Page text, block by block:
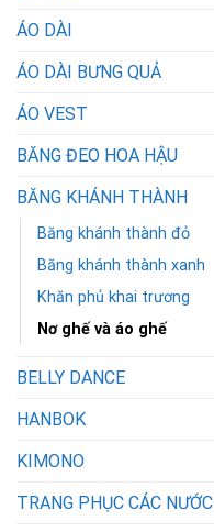
ÁO DÀI
ÁO DÀI BƯNG QUẢ
ÁO VEST
BĂNG ĐEO HOA HẬU
BĂNG KHÁNH THÀNH
Băng khánh thành đỏ
Băng khánh thành xanh
Khăn phủ khai trương
Nơ ghế và áo ghế
BELLY DANCE
HANBOK
KIMONO
TRANG PHỤC CÁC NƯỚC